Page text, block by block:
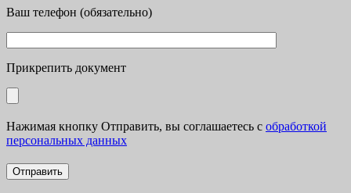
Ваш телефон (обязательно)
Прикрепить документ
Нажимая кнопку Отправить, вы соглашаетесь с обработкой
персональных данных